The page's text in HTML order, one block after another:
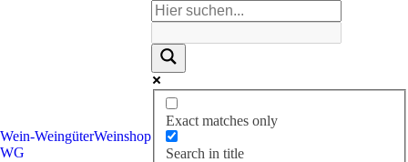
Wein-
WG
WeingüterWeinshop
Exact matches only
Search in title